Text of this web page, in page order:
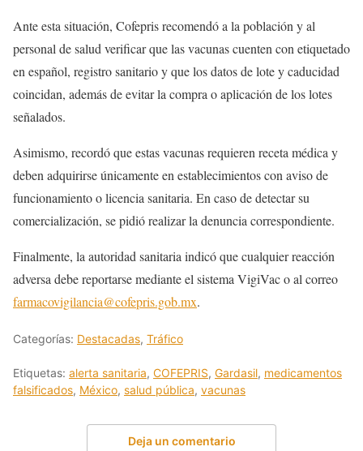
Ante esta situación, Cofepris recomendó a la población y al
personal de salud verificar que las vacunas cuenten con etiquetado
en español, registro sanitario y que los datos de lote y caducidad
coincidan, además de evitar la compra o aplicación de los lotes
señalados.
Asimismo, recordó que estas vacunas requieren receta médica y
deben adquirirse únicamente en establecimientos con aviso de
funcionamiento o licencia sanitaria. En caso de detectar su
comercialización, se pidió realizar la denuncia correspondiente.
Finalmente, la autoridad sanitaria indicó que cualquier reacción
adversa debe reportarse mediante el sistema VigiVac o al correo
farmacovigilancia@cofepris.gob.mx.
Categorías: Destacadas, Tráfico
Etiquetas: alerta sanitaria, COFEPRIS, Gardasil, medicamentos
falsificados, México, salud pública, vacunas
Deja un comentario